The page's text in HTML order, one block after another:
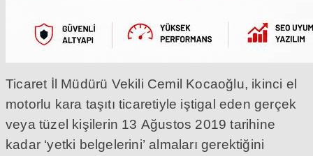
Ticaret İl Müdürü Vekili Cemil Kocaoğlu, ikinci el
motorlu kara taşıtı ticaretiyle iştigal eden gerçek
veya tüzel kişilerin 13 Ağustos 2019 tarihine
kadar ‘yetki belgelerini’ almaları gerektiğini